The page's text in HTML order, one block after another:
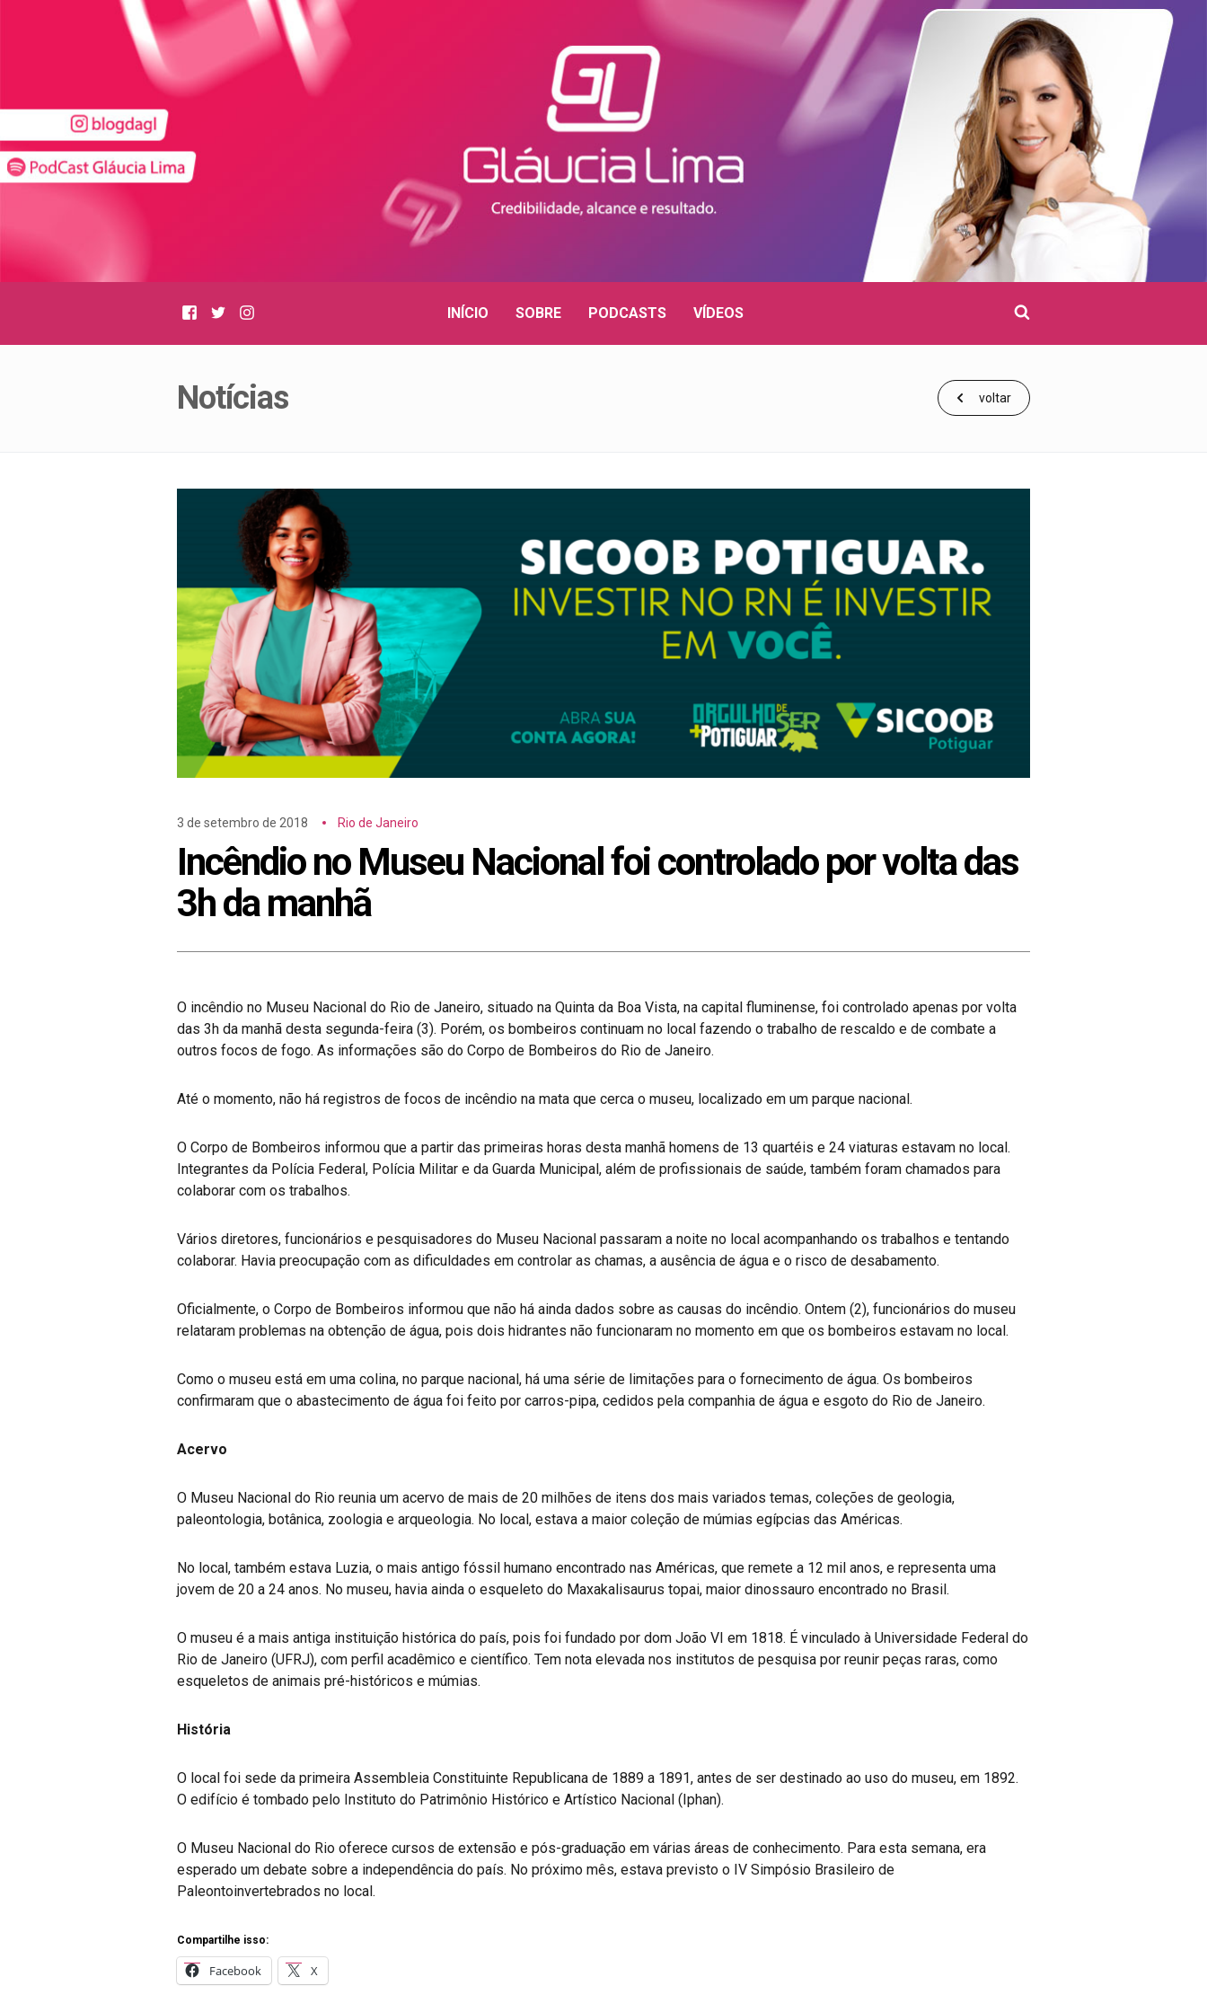
Facebook
Twitter
pesquisar
INÍCIO SOBRE PODCASTS VÍDEOS
Notícias voltar
3 de setembro de 2018 Rio de Janeiro
Incêndio no Museu Nacional foi controlado por volta das
3h da manhã
O incêndio no Museu Nacional do Rio de Janeiro, situado na Quinta da Boa Vista, na capital fluminense, foi controlado apenas por volta
das 3h da manhã desta segunda-feira (3). Porém, os bombeiros continuam no local fazendo o trabalho de rescaldo e de combate a
outros focos de fogo. As informações são do Corpo de Bombeiros do Rio de Janeiro.
Até o momento, não há registros de focos de incêndio na mata que cerca o museu, localizado em um parque nacional.
O Corpo de Bombeiros informou que a partir das primeiras horas desta manhã homens de 13 quartéis e 24 viaturas estavam no local.
Integrantes da Polícia Federal, Polícia Militar e da Guarda Municipal, além de profissionais de saúde, também foram chamados para
colaborar com os trabalhos.
Vários diretores, funcionários e pesquisadores do Museu Nacional passaram a noite no local acompanhando os trabalhos e tentando
colaborar. Havia preocupação com as dificuldades em controlar as chamas, a ausência de água e o risco de desabamento.
Oficialmente, o Corpo de Bombeiros informou que não há ainda dados sobre as causas do incêndio. Ontem (2), funcionários do museu
relataram problemas na obtenção de água, pois dois hidrantes não funcionaram no momento em que os bombeiros estavam no local.
Como o museu está em uma colina, no parque nacional, há uma série de limitações para o fornecimento de água. Os bombeiros
confirmaram que o abastecimento de água foi feito por carros-pipa, cedidos pela companhia de água e esgoto do Rio de Janeiro.
Acervo
O Museu Nacional do Rio reunia um acervo de mais de 20 milhões de itens dos mais variados temas, coleções de geologia,
paleontologia, botânica, zoologia e arqueologia. No local, estava a maior coleção de múmias egípcias das Américas.
No local, também estava Luzia, o mais antigo fóssil humano encontrado nas Américas, que remete a 12 mil anos, e representa uma
jovem de 20 a 24 anos. No museu, havia ainda o esqueleto do Maxakalisaurus topai, maior dinossauro encontrado no Brasil.
O museu é a mais antiga instituição histórica do país, pois foi fundado por dom João VI em 1818. É vinculado à Universidade Federal do
Rio de Janeiro (UFRJ), com perfil acadêmico e científico. Tem nota elevada nos institutos de pesquisa por reunir peças raras, como
esqueletos de animais pré-históricos e múmias.
História
O local foi sede da primeira Assembleia Constituinte Republicana de 1889 a 1891, antes de ser destinado ao uso do museu, em 1892.
O edifício é tombado pelo Instituto do Patrimônio Histórico e Artístico Nacional (Iphan).
O Museu Nacional do Rio oferece cursos de extensão e pós-graduação em várias áreas de conhecimento. Para esta semana, era
esperado um debate sobre a independência do país. No próximo mês, estava previsto o IV Simpósio Brasileiro de
Paleontoinvertebrados no local.
Compartilhe isso:
Facebook X